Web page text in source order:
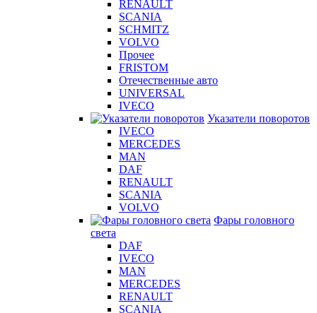
RENAULT
SCANIA
SCHMITZ
VOLVO
Прочее
FRISTOM
Отечественные авто
UNIVERSAL
IVECO
Указатели поворотов
IVECO
MERCEDES
MAN
DAF
RENAULT
SCANIA
VOLVO
Фары головного
света
DAF
IVECO
MAN
MERCEDES
RENAULT
SCANIA